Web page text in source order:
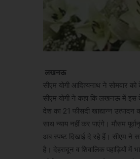
लखनऊ
सीएम योगी आदित्यनाथ ने सोमवार
सीएम योगी ने कहा कि लखनऊ में इस
देश का 21 फीसदी खाद्यान्न उत्पादन
साथ न्याय नहीं कर पाएंगे। मौसम
अब स्पष्ट दिखाई दे रहे हैं। सीएम ने
है। देहरादून व शिवालिक पहाड़ियों में